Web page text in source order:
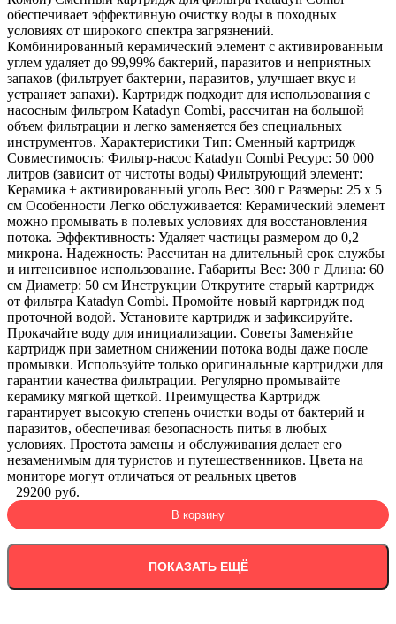
обеспечивает эффективную очистку воды в походных
условиях от широкого спектра загрязнений.
Комбинированный керамический элемент с активированным
углем удаляет до 99,99% бактерий, паразитов и неприятных
запахов (фильтрует бактерии, паразитов, улучшает вкус и
устраняет запахи). Картридж подходит для использования с
насосным фильтром Katadyn Combi, рассчитан на большой
объем фильтрации и легко заменяется без специальных
инструментов. Характеристики Тип: Сменный картридж
Совместимость: Фильтр-насос Katadyn Combi Ресурс: 50 000
литров (зависит от чистоты воды) Фильтрующий элемент:
Керамика + активированный уголь Вес: 300 г Размеры: 25 х 5
см Особенности Легко обслуживается: Керамический элемент
можно промывать в полевых условиях для восстановления
потока. Эффективность: Удаляет частицы размером до 0,2
микрона. Надежность: Рассчитан на длительный срок службы
и интенсивное использование. Габариты Вес: 300 г Длина: 60
см Диаметр: 50 см Инструкции Открутите старый картридж
от фильтра Katadyn Combi. Промойте новый картридж под
проточной водой. Установите картридж и зафиксируйте.
Прокачайте воду для инициализации. Советы Заменяйте
картридж при заметном снижении потока воды даже после
промывки. Используйте только оригинальные картриджи для
гарантии качества фильтрации. Регулярно промывайте
керамику мягкой щеткой. Преимущества Картридж
гарантирует высокую степень очистки воды от бактерий и
паразитов, обеспечивая безопасность питья в любых
условиях. Простота замены и обслуживания делает его
незаменимым для туристов и путешественников. Цвета на
мониторе могут отличаться от реальных цветов
29200 руб.
В корзину
ПОКАЗАТЬ ЕЩЁ